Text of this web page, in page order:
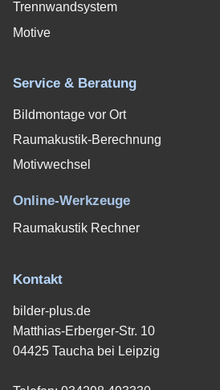
Trennwandsystem
Motive
Service & Beratung
Bildmontage vor Ort
Raumakustik-Berechnung
Motivwechsel
Online-Werkzeuge
Raumakustik Rechner
Kontakt
bilder-plus.de
Matthias-Erberger-Str. 10
04425 Taucha bei Leipzig